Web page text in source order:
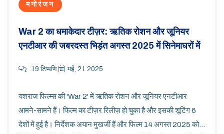
मनोरंजन
War 2 का धमाकेदार टीज़र: ऋतिक रोशन और जूनियर
एनटीआर की जबरदस्त भिड़ंत अगस्त 2025 में सिनेमाघरों में
19 टिप्पणि मई, 21 2025
यशराज फिल्म्स की 'War 2' में ऋतिक रोशन और जूनियर एनटीआर
आमने-सामने हैं। फिल्म का टीज़र रिलीज़ हो चुका है और इसकी शूटिंग 6
देशों में हुई है। निर्देशक अयान मुखर्जी हैं और फिल्म 14 अगस्त 2025 को